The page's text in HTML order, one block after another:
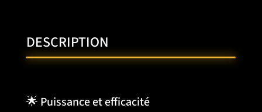
DESCRIPTION
🌟 Puissance et efficacité